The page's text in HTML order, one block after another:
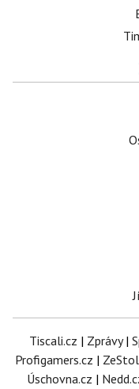
Tiscali.cz | Zprávy|
Profigamers.cz |
Úschovna.cz |